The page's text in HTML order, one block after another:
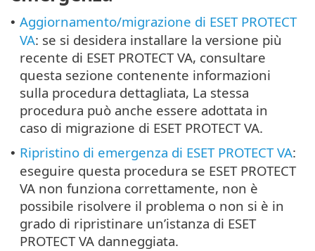
• Aggiornamento/migrazione di ESET PROTECT
VA: se si desidera installare la versione più
recente di ESET PROTECT VA, consultare
questa sezione contenente informazioni
sulla procedura dettagliata, La stessa
procedura può anche essere adottata in
caso di migrazione di ESET PROTECT VA.
• Ripristino di emergenza di ESET PROTECT VA:
eseguire questa procedura se ESET PROTECT
VA non funziona correttamente, non è
possibile risolvere il problema o non si è in
grado di ripristinare un’istanza di ESET
PROTECT VA danneggiata.